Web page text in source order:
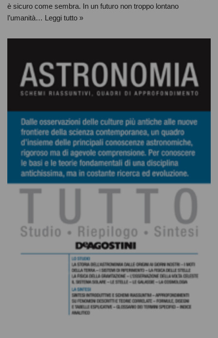
è sicuro come sembra. In un futuro non troppo lontano
l’umanità… Leggi tutto »